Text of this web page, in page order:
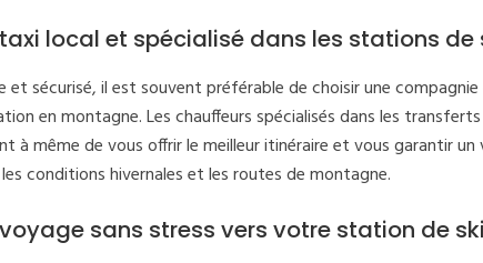
local et spécialisé dans les stations de
sécurisé, il est souvent préférable de choisir une
en montagne. Les chauffeurs spécialisés dans les
à même de vous offrir le meilleur itinéraire et vous garantir
conditions hivernales et les routes de montagne.
sans stress vers votre station de ski